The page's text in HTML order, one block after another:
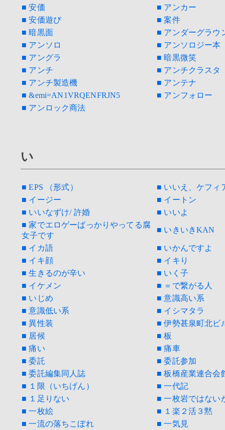
■ 安価
■ アンカー
■ 安価遊び
■ 案件
■ 暗黒面
■ アンダーグラウ
■ アンソロ
■ アンソロジー本
■ アングラ
■ 暗黒微笑
■ アンチ
■ アンチクラスタ
■ アンチ製造機
■ アンテナ
■ &emi=AN1VRQENFRJN5
■ アンフォロー
■ アンロック商法
い
■ EPS （形式）
■ いいえ、ケフィ
■ イージー
■ イートン
■ いいなずけ/ 許婚
■ いいよ
■ 家でエロゲーばっかりやってる腐
女子です
■ いきいきKAN
■ イカ語
■ いかんですよ
■ イキ顔
■ イキり
■ 生きるのが辛い
■ いく子
■ イケメン
■ ＝で繋がる人
■ いじめ
■ 意識高い系
■ 意識低い系
■ イシマタラ
■ 異性装
■ 伊勢甚泉町北ビ
■ 居候
■ 板
■ 痛い
■ 痛車
■ 委託
■ 委託参加
■ 委託編集同人誌
■ 板橋産業連合会
■ １限（いちげん）
■ 一代記
■ １足りない
■ 一枚岩ではない
■ 一枚絵
■ １楽２活３黙
■ 一流の落ちこぼれ
■ 一気見